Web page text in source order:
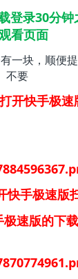
登录30分
看页面
块，顺便提
不要
开快手极速
速版扫
的下载